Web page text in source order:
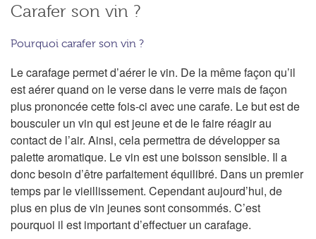
Carafer son vin ?
Pourquoi carafer son vin ?
Le carafage permet d’aérer le vin. De la même façon qu’il
est aérer quand on le verse dans le verre mais de façon
plus prononcée cette fois-ci avec une carafe. Le but est de
bousculer un vin qui est jeune et de le faire réagir au
contact de l’air. Ainsi, cela permettra de développer sa
palette aromatique. Le vin est une boisson sensible. Il a
donc besoin d’être parfaitement équilibré. Dans un premier
temps par le vieillissement. Cependant aujourd’hui, de
plus en plus de vin jeunes sont consommés. C’est
pourquoi il est important d’effectuer un carafage.